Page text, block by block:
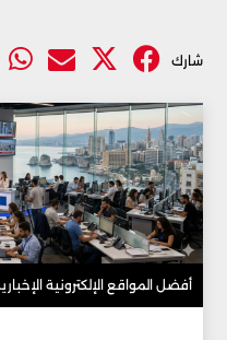
شارك
أفضل المواقع الإلكترونية